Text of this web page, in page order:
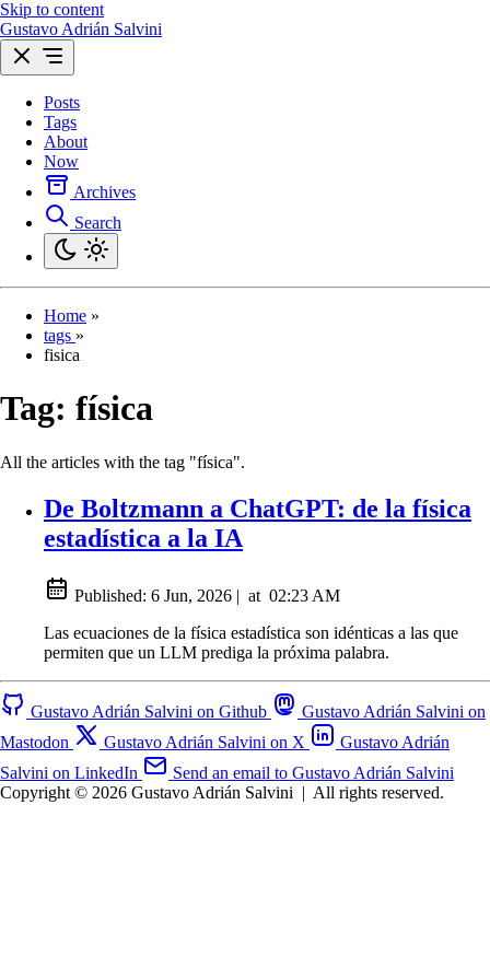
Skip to content
Gustavo Adrián Salvini
Posts
Tags
About
Now
Archives
Search
Home »
tags »
fisica
Tag: física
All the articles with the tag "física".
De Boltzmann a ChatGPT: de la física
estadística a la IA
Published: 6 Jun, 2026 | at 02:23 AM
Las ecuaciones de la física estadística son idénticas a las que
permiten que un LLM prediga la próxima palabra.
Gustavo Adrián Salvini on Github
Gustavo Adrián Salvini on
Mastodon
Gustavo Adrián Salvini on X
Gustavo Adrián
Salvini on LinkedIn
Send an email to Gustavo Adrián Salvini
Copyright © 2026 Gustavo Adrián Salvini | All rights reserved.